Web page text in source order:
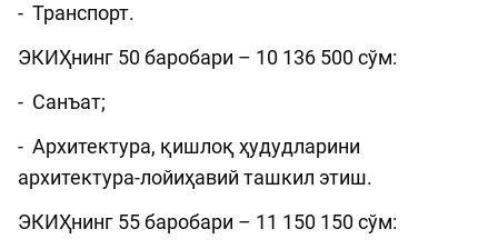
- Транспорт.
ЭКИҲнинг 50 баробари – 10 136 500 сўм:
- Санъат;
- Архитектура, қишлоқ ҳудудларини
архитектура-лойиҳавий ташкил этиш.
ЭКИҲнинг 55 баробари – 11 150 150 сўм: